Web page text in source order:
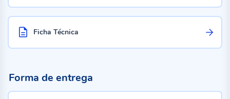
Ficha Técnica
Forma de entrega